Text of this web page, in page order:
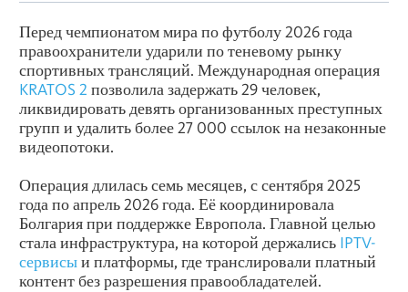
Перед чемпионатом мира по футболу 2026 года
правоохранители ударили по теневому рынку
спортивных трансляций. Международная операция
KRATOS 2 позволила задержать 29 человек,
ликвидировать девять организованных преступных
групп и удалить более 27 000 ссылок на незаконные
видеопотоки.
Операция длилась семь месяцев, с сентября 2025
года по апрель 2026 года. Её координировала
Болгария при поддержке Европола. Главной целью
стала инфраструктура, на которой держались IPTV-
сервисыи платформы, где транслировали платный
контент без разрешения правообладателей.